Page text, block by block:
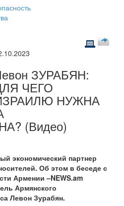
ЗУРАБЯН:
ЧЕГО
НУЖНА
(Видео)
экономический партнер
Об этом в беседе с
Армении –NEWS.am
Армянского
Левон Зурабян.